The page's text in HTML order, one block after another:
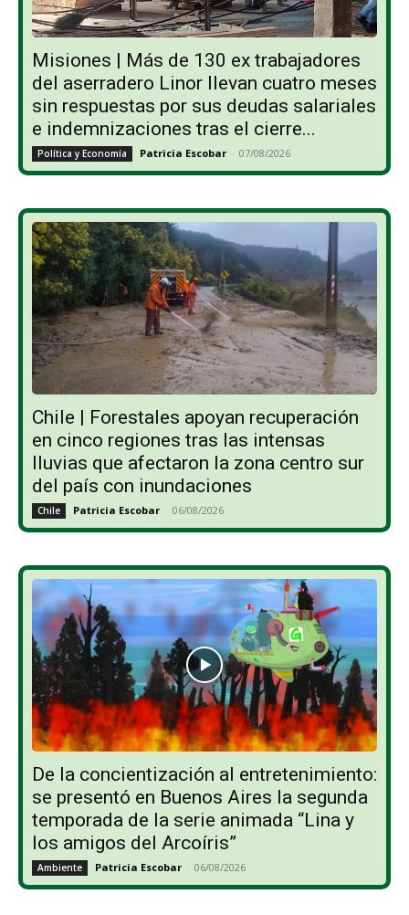
Misiones | Más de 130 ex trabajadores
del aserradero Linor llevan cuatro meses
sin respuestas por sus deudas salariales
e indemnizaciones tras el cierre...
Política y Economía Patricia Escobar - 07/08/2026
Chile | Forestales apoyan recuperación
en cinco regiones tras las intensas
lluvias que afectaron la zona centro sur
del país con inundaciones
Chile Patricia Escobar - 06/08/2026
De la concientización al entretenimiento:
se presentó en Buenos Aires la segunda
temporada de la serie animada “Lina y
los amigos del Arcoíris”
Ambiente Patricia Escobar - 06/08/2026